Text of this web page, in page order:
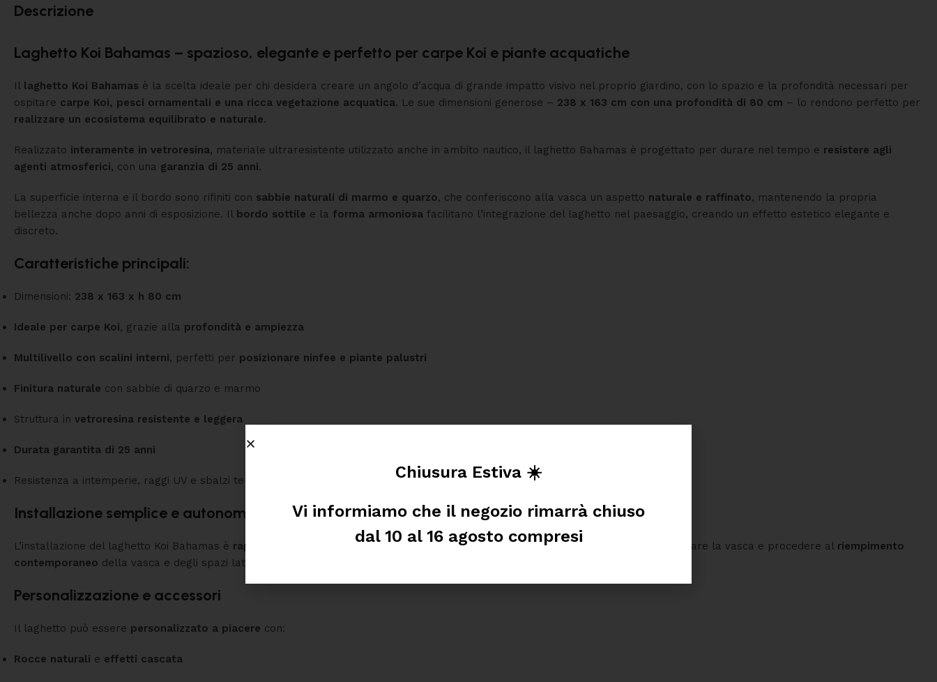
Descrizione
Laghetto Koi Bahamas – spazioso, elegante e perfetto per carpe Koi e piante acquatiche
Il laghetto Koi Bahamas è la scelta ideale per chi desidera creare un angolo d’acqua di grande impatto visivo nel proprio giardino, con lo spazio e la profondità necessari per
ospitare carpe Koi, pesci ornamentali e una ricca vegetazione acquatica. Le sue dimensioni generose – 238 x 163 cm con una profondità di 80 cm – lo rendono perfetto per
realizzare un ecosistema equilibrato e naturale.
Realizzato interamente in vetroresina, materiale ultraresistente utilizzato anche in ambito nautico, il laghetto Bahamas è progettato per durare nel tempo e resistere agli
agenti atmosferici, con una garanzia di 25 anni.
La superficie interna e il bordo sono rifiniti con sabbie naturali di marmo e quarzo, che conferiscono alla vasca un aspetto naturale e raffinato, mantenendo la propria
bellezza anche dopo anni di esposizione. Il bordo sottile e la forma armoniosa facilitano l’integrazione del laghetto nel paesaggio, creando un effetto estetico elegante e
discreto.
Caratteristiche principali:
Dimensioni: 238 x 163 x h 80 cm
Ideale per carpe Koi, grazie alla profondità e ampiezza
Multilivello con scalini interni, perfetti per posizionare ninfee e piante palustri
Finitura naturale con sabbie di quarzo e marmo
Struttura in vetroresina resistente e leggera
Durata garantita di 25 anni
Resistenza a intemperie, raggi UV e sbalzi termici
Installazione semplice e autonoma
L’installazione del laghetto Koi Bahamas è rapida e non invasiva : basta effettuare uno scavo, livellare il fondo con sabbia , posizionare la vasca e procedere al riempimento
contemporaneo della vasca e degli spazi laterali con
Personalizzazione e accessori
Il laghetto può essere personalizzato a piacere con:
Rocce naturali e effetti cascata
Chiusura Estiva ☀️
Vi informiamo che il negozio rimarrà chiuso
dal 10 al 16 agosto compresi